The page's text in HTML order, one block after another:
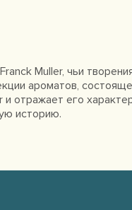
Muller, чьи
ароматов,
и отражает его
историю.